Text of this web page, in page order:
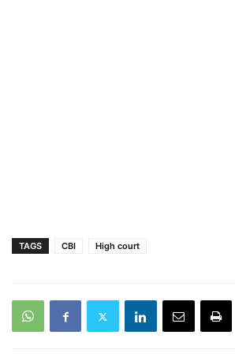
TAGS CBI High court